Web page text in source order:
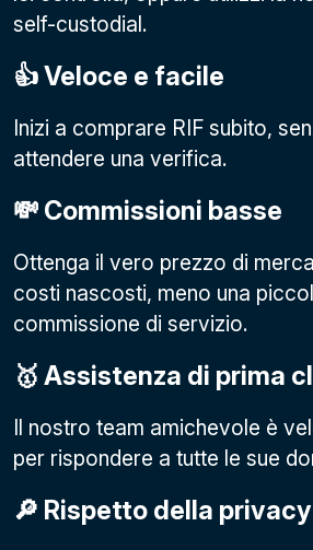
self-custodial.
👍 Veloce e facile
Inizi a comprare RIF subito,
attendere una verifica.
💸 Commissioni basse
Ottenga il vero prezzo di
costi nascosti, meno una
commissione di servizio.
🥇 Assistenza di prima
Il nostro team amichevole è
per rispondere a tutte le sue
🔎 Rispetto della privacy